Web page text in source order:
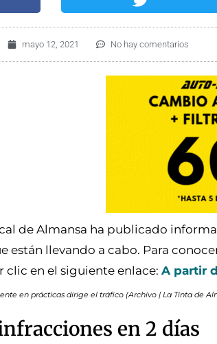
mayo 12, 2021 No hay comentarios
de Almansa ha publicado
están llevando a cabo. Para
clic en el siguiente enlace: A partir
en prácticas dirige el tráfico (Archivo | La Tinta de
en 2 días